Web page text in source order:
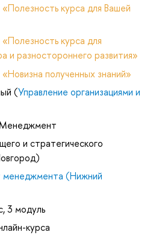
курса для Вашей
курса для
и разностороннего развития»
полученных знаний»
(Управление организациями и
и стратегического
менеджмента (Нижний
3 модуль
курса